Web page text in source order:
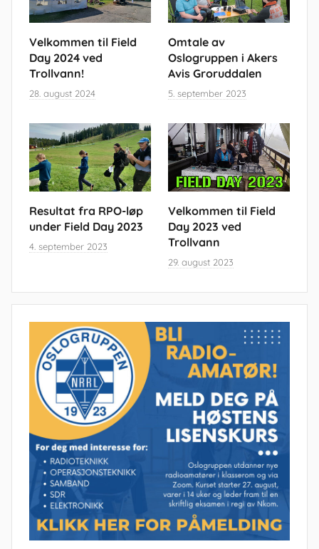
Velkommen til Field
Day 2024 ved
Trollvann!
28. august 2024
Omtale av
Oslogruppen i Akers
Avis Groruddalen
5. september 2023
Resultat fra RPO-løp
under Field Day 2023
4. september 2023
Velkommen til Field
Day 2023 ved
Trollvann
29. august 2023